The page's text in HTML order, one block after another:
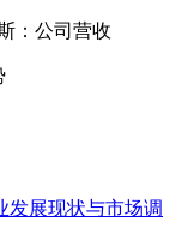
：公司营收
发展现状与市场调